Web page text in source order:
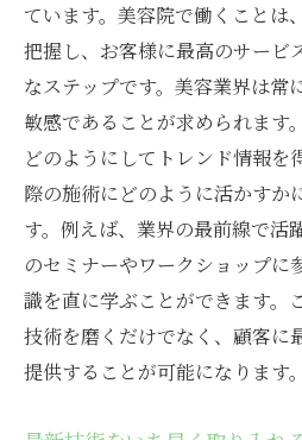
ています。美容院で働くことは
把握し、お客様に最高のサービ
なステップです。美容業界は常
敏感であることが求められます
どのようにしてトレンド情報を
際の施術にどのように活かすか
す。例えば、業界の最前線で活
のセミナーやワークショップに
識を直に学ぶことができます。
技術を磨くだけでなく、顧客に
提供することが可能になります。